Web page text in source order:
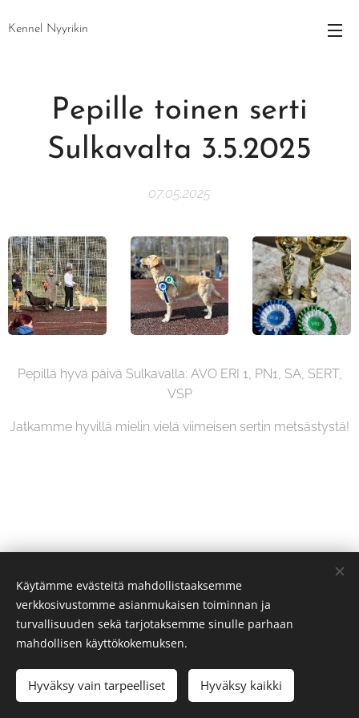
Kennel Nyyrikin
Pepille toinen serti
Sulkavalta 3.5.2025
07.05.2025
Pepillä hyvä päivä Sulkavalla: AVO ERI 1, PN1, SA, SERT,
VSP
Jatkamme hyvillä mielin vielä viimeisen sertin metsästystä!
Luotu
Webnodella Evästeet
Käytämme evästeitä mahdollistaaksemme
verkkosivustomme asianmukaisen toiminnan ja
turvallisuuden sekä tarjotaksemme sinulle parhaan
mahdollisen käyttökokemuksen.
Hyväksy vain tarpeelliset Hyväksy kaikki